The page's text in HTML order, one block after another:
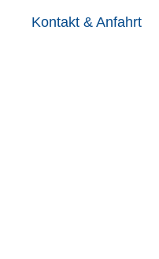
Kontakt & Anfahrt